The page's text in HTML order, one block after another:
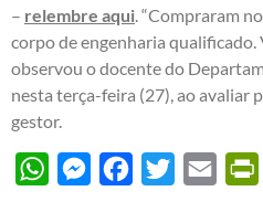
– relembre aqui . “Compraram
corpo de engenharia qualificado.
observou o docente do
nesta terça-feira (27), ao avaliar
gestor.
WhatsAppMessengerFacebook
Twitter Email